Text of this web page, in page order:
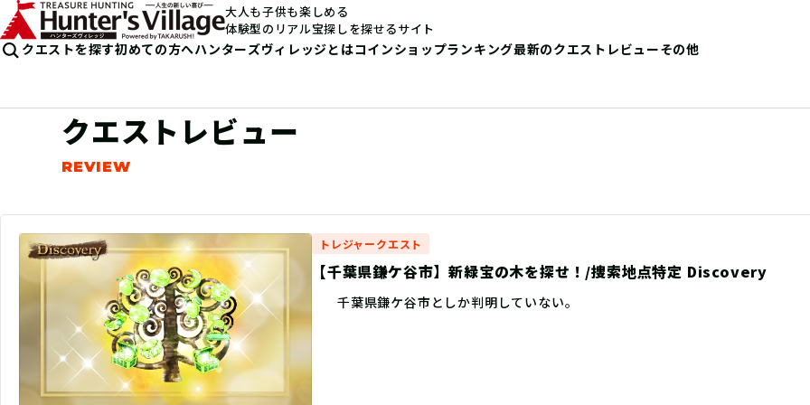
大人も子供も楽しめる
体験型のリアル宝探しを探せるサイト
クエストを探す初めての方へハンターズヴィレッジとはコインショップランキング最新のクエストレビューその他
クエストレビュー
トレジャークエスト
【千葉県鎌ケ谷市】新緑宝の木を探せ！/捜索地点特定 Discovery
千葉県鎌ケ谷市としか判明していない。